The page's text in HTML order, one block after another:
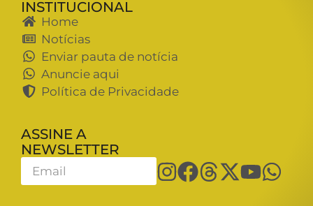
INSTITUCIONAL
Home
Notícias
Enviar pauta de notícia
Anuncie aqui
Política de Privacidade
ASSINE A
NEWSLETTER